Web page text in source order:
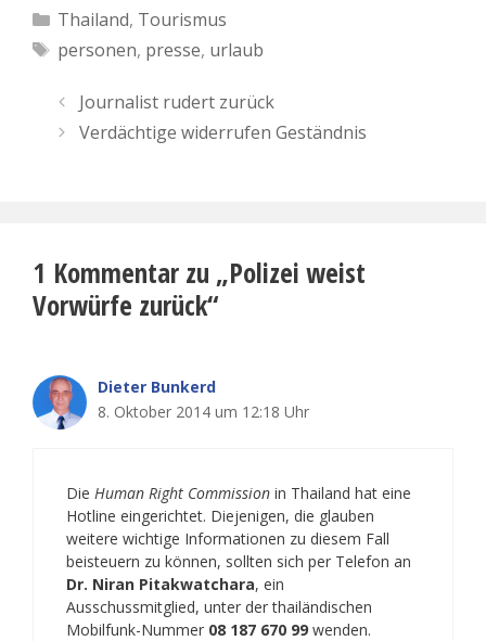
Kategorien
Thailand, Tourismus
Schlagwörter
personen, presse, urlaub
Journalist rudert zurück
Verdächtige widerrufen Geständnis
1 Kommentar zu „Polizei weist
Vorwürfe zurück“
Dieter Bunkerd
8. Oktober 2014 um 12:18 Uhr
Die Human Right Commission in Thailand hat eine
Hotline eingerichtet. Diejenigen, die glauben
weitere wichtige Informationen zu diesem Fall
beisteuern zu können, sollten sich per Telefon an
Dr. Niran Pitakwatchara, ein
Ausschussmitglied, unter der thailändischen
Mobilfunk-Nummer 08 187 670 99 wenden.